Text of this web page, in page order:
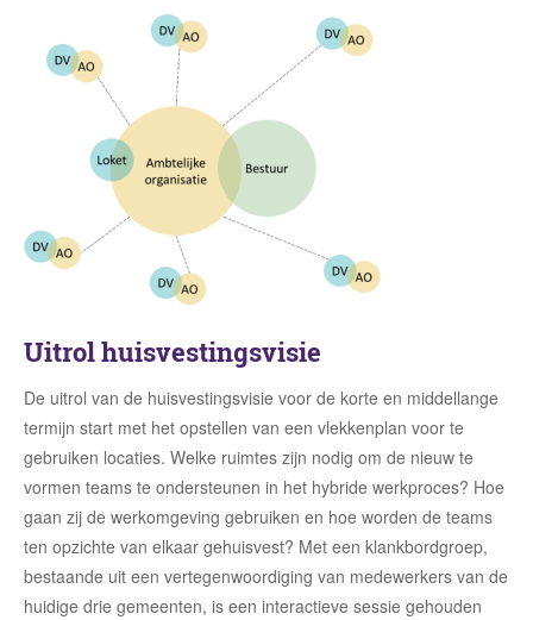
Uitrol huisvestingsvisie
De uitrol van de huisvestingsvisie voor de korte en middellange
termijn start met het opstellen van een vlekkenplan voor te
gebruiken locaties. Welke ruimtes zijn nodig om de nieuw te
vormen teams te ondersteunen in het hybride werkproces? Hoe
gaan zij de werkomgeving gebruiken en hoe worden de teams
ten opzichte van elkaar gehuisvest? Met een klankbordgroep,
bestaande uit een vertegenwoordiging van medewerkers van de
huidige drie gemeenten, is een interactieve sessie gehouden